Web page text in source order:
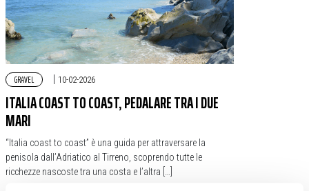
GRAVEL | 10-02-2026
ITALIA COAST TO COAST, PEDALARE TRA I DUE
MARI
“Italia coast to coast” è una guida per attraversare la
penisola dall’Adriatico al Tirreno, scoprendo tutte le
ricchezze nascoste tra una costa e l’altra […]